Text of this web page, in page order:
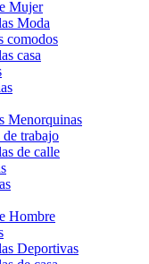
Mujer
Moda
comodos
casa
Menorquinas
de trabajo
de calle
Hombre
Deportivas